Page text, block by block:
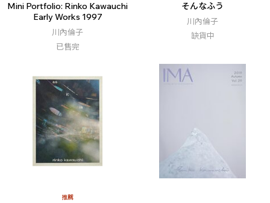
Mini Portfolio: Rinko Kawauchi
Early Works 1997
川內倫子
已售完
そんなふう
川內倫子
缺貨中
推薦